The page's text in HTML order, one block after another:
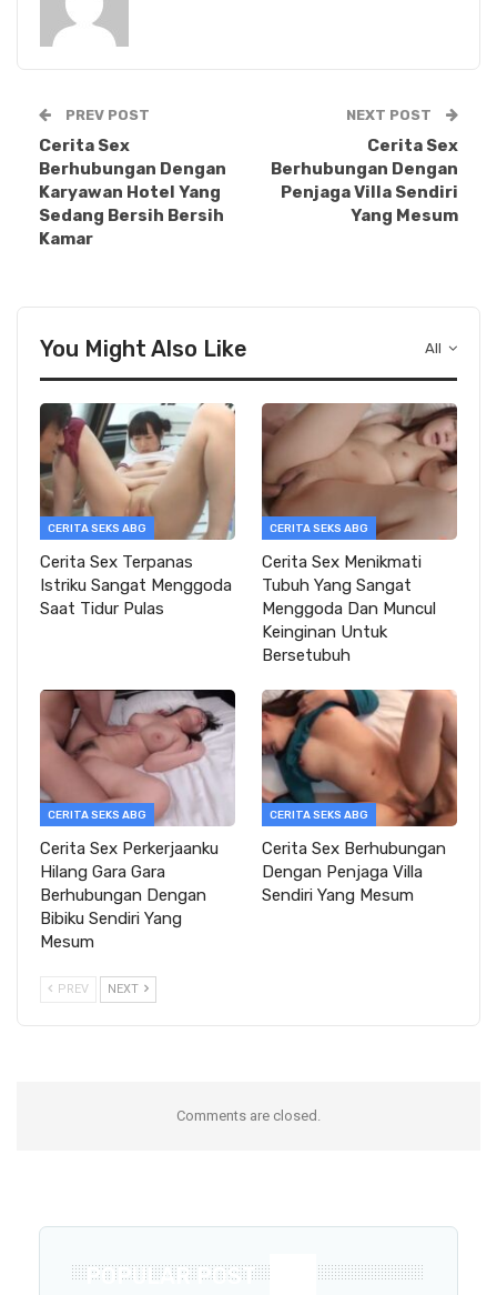
PREV POST
Cerita Sex
Berhubungan Dengan
Karyawan Hotel Yang
Sedang Bersih Bersih
Kamar
NEXT POST
Cerita Sex
Berhubungan Dengan
Penjaga Villa Sendiri
Yang Mesum
All
You Might Also Like
CERITA SEKS ABG
Cerita Sex Terpanas
Istriku Sangat Menggoda
Saat Tidur Pulas
CERITA SEKS ABG
Cerita Sex Menikmati
Tubuh Yang Sangat
Menggoda Dan Muncul
Keinginan Untuk
Bersetubuh
CERITA SEKS ABG
Cerita Sex Perkerjaanku
Hilang Gara Gara
Berhubungan Dengan
Bibiku Sendiri Yang
Mesum
CERITA SEKS ABG
Cerita Sex Berhubungan
Dengan Penjaga Villa
Sendiri Yang Mesum
PREV NEXT
Comments are closed.
POPULAR POST